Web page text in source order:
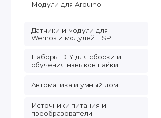
Модули для Arduino
Датчики и модули для
Wemos и модулей ESP
Наборы DIY для сборки и
обучения навыков пайки
Автоматика и умный дом
Источники питания и
преобразователи